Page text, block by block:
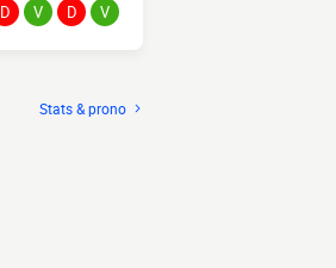
D V D V
Stats & prono